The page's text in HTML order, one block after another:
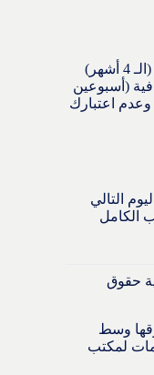
(أسبوعين
اعتبارك
التالي
الكامل
حقوق
وسط
لمكتب